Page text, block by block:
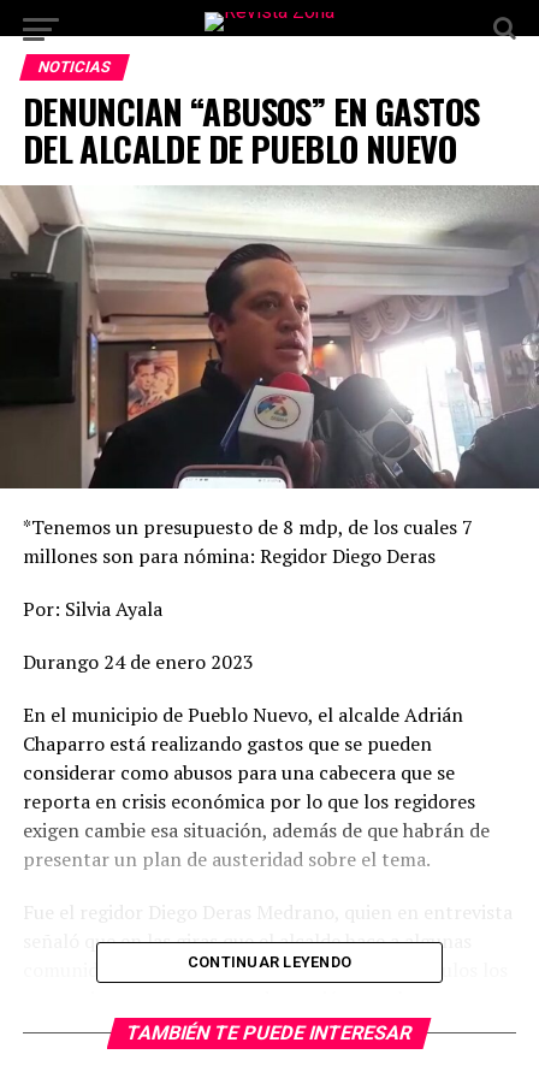
NOTICIAS
DENUNCIAN “ABUSOS” EN GASTOS
DEL ALCALDE DE PUEBLO NUEVO
*Tenemos un presupuesto de 8 mdp, de los cuales 7
millones son para nómina: Regidor Diego Deras
Por: Silvia Ayala
Durango 24 de enero 2023
En el municipio de Pueblo Nuevo, el alcalde Adrián
Chaparro está realizando gastos que se pueden
considerar como abusos para una cabecera que se
reporta en crisis económica por lo que los regidores
exigen cambie esa situación, además de que habrán de
presentar un plan de austeridad sobre el tema.
Fue el regidor Diego Deras Medrano, quien en entrevista
señaló que en las giras que el alcalde hace a algunas
comunidades, son alrededor de seis o siete vehículos los
que esto conlleva.
CONTINUAR LEYENDO
TAMBIÉN TE PUEDE INTERESAR